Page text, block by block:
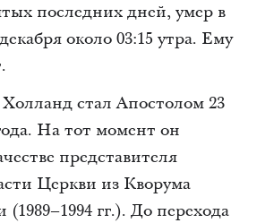
последних дней, умер в
около 03:15 утра. Ему
стал Апостолом 23
На тот момент он
представителя
Церкви из Кворума
гг.). До перехода